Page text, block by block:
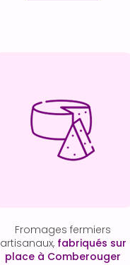
Fromages fermiers
artisanaux, fabriqués sur
place à Comberouger